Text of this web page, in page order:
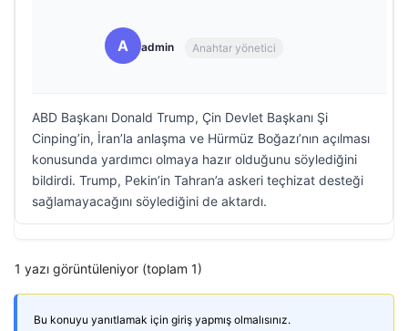
A admin Anahtar yönetici
ABD Başkanı Donald Trump, Çin Devlet Başkanı Şi
Cinping’in, İran’la anlaşma ve Hürmüz Boğazı’nın açılması
konusunda yardımcı olmaya hazır olduğunu söylediğini
bildirdi. Trump, Pekin’in Tahran’a askeri teçhizat desteği
sağlamayacağını söylediğini de aktardı.
1 yazı görüntüleniyor (toplam 1)
Bu konuyu yanıtlamak için giriş yapmış olmalısınız.